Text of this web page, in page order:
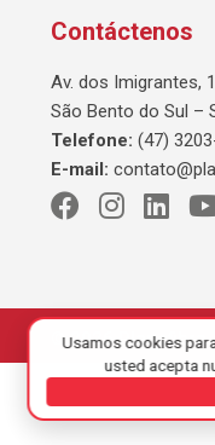
Contáctenos
Av. dos Imigrantes,
São Bento do Sul –
Telefone: (47)
E-mail:
© 2026
Usamos cookies
usted acepta